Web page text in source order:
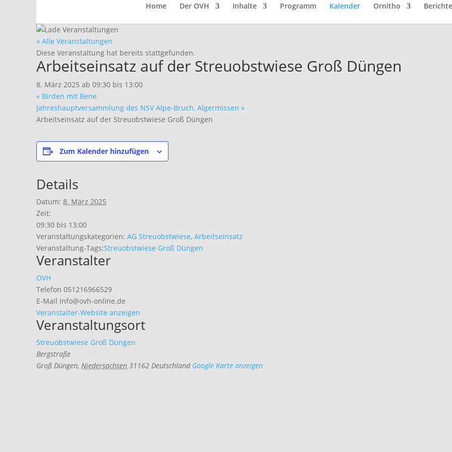
Home Der OVH Inhalte Programm Kalender Ornitho Berichte
« Alle Veranstaltungen
Diese Veranstaltung hat bereits stattgefunden.
Arbeitseinsatz auf der Streuobstwiese Groß Düngen
8. März 2025 ab 09:30 bis 13:00
« Birden mit Bene
Jahreshauptversammlung des NSV Alpe-Bruch, Algermissen »
Arbeitseinsatz auf der Streuobstwiese Groß Düngen
Zum Kalender hinzufügen
Details
Datum: 8. März 2025
Zeit:
09:30 bis 13:00
Veranstaltungskategorien: AG Streuobstwiese, Arbeitseinsatz
Veranstaltung-Tags:Streuobstwiese Groß Düngen
Veranstalter
OVH
Telefon 051216966529
E-Mail info@ovh-online.de
Veranstalter-Website anzeigen
Veranstaltungsort
Streuobstwiese Groß Düngen
Bergstraße
Groß Düngen, Niedersachsen 31162 Deutschland Google Karte anzeigen